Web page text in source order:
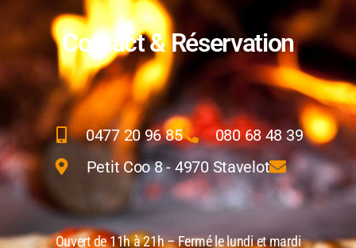
Contact & Réservation
0477 20 96 85
080 68 48 39
Petit Coo 8 - 4970 Stavelot
Ouvert de 11h à 21h – Fermé le lundi et mardi